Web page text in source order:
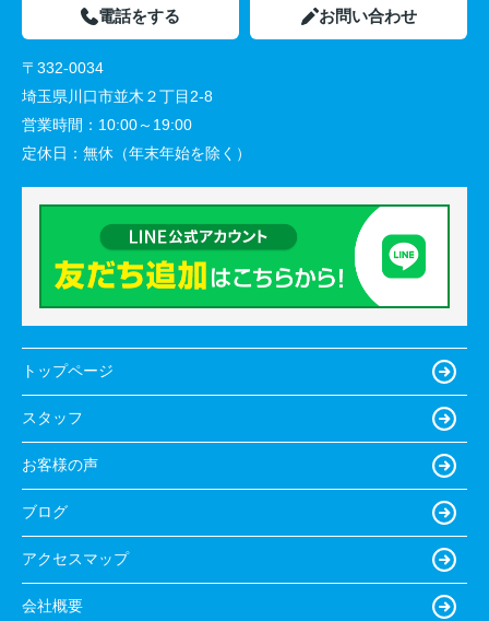
電話をする お問い合わせ
〒332-0034
埼玉県川口市並木２丁目2-8
営業時間： 10:00～19:00
定休日： 無休（年末年始を除く）
トップページ
スタッフ
お客様の声
ブログ
アクセスマップ
会社概要